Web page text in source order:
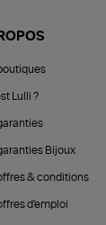
Lulli ?
Bijoux
& conditions
d'emploi